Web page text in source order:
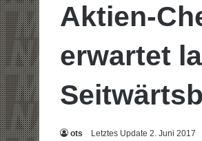
Aktien-
erwartet
ots Letztes Update 2. Juni 2017